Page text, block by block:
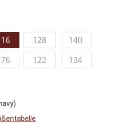
128
140
122
134